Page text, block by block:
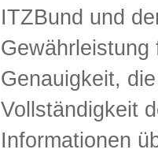
ITZBund und
Genauigkeit,
Vollständigkeit
Informationen